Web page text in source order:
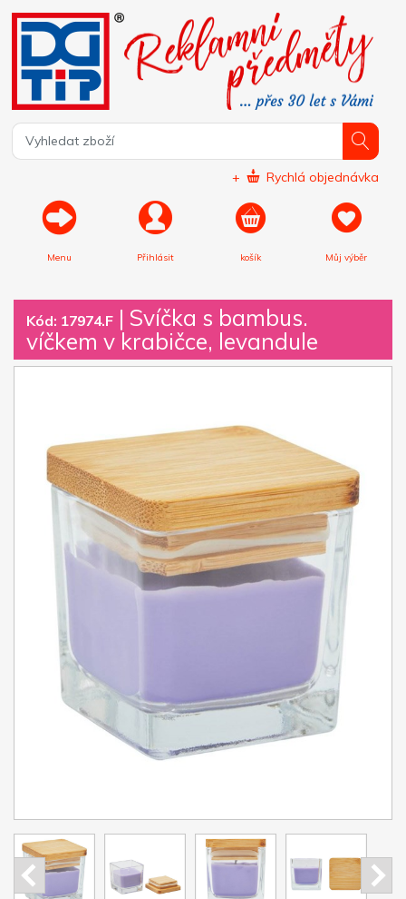
+ Rychlá objednávka
Menu Přihlásit košík Můj výběr
Kód: 17974.F | Svíčka s bambus.
víčkem v krabičce, levandule